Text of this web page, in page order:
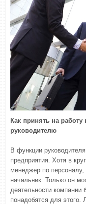
Как принять на
руководителю
В функции
предприятия. Хотя в
менеджер по
начальник. Только он
деятельности компании
понадобятся для